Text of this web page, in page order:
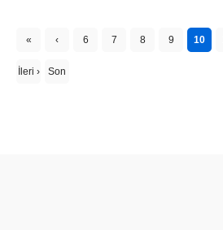
«
First
‹ 6 7 8 9 10
İleri › Son